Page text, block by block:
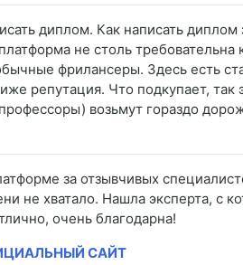
диплом. Как написать
не столь
фрилансеры. Здесь есть
репутация. Что подкупает, так
возьмут гораздо
за отзывчивых
не хватало. Нашла эксперта, с
очень благодарна!
САЙТ